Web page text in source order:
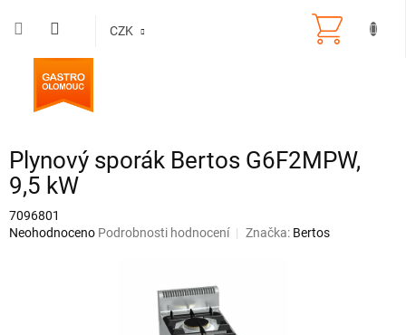
CZK
Plynový sporák Bertos G6F2MPW,
9,5 kW
7096801
Průměrné
Neohodnoceno Podrobnosti hodnocení Značka: Bertos